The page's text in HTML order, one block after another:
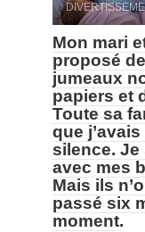
Mon mari
proposé
jumeaux
papiers et
Toute sa
que
silence. Je
avec mes
Mais ils
passé six
moment.